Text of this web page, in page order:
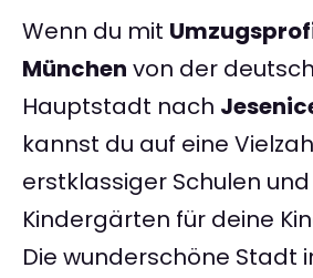
Wenn du mit
München von der
Hauptstadt nach
kannst du auf eine
erstklassiger Schulen und
Kindergärten für deine
Die wunderschöne Stadt